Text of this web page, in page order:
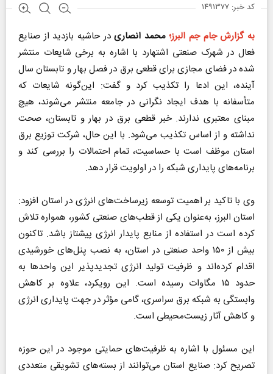
کد خبر: ۱۴۹۱۳۷۷
به گزارش جام جم البرز؛محمد انصاریدر حاشیه بازدید از صنایع
فعال در شهرک صنعتی اشتهارد با اشاره به برخی شایعات منتشر
شده در فضای مجازی برای قطعی برق در فصل بهار و تابستان سال
آینده، این ادعا را تکذیب کرد و گفت: این‌گونه شایعات که
متأسفانه با هدف ایجاد نگرانی در جامعه منتشر می‌شوند، هیچ
مبنای معتبری ندارند. خبر قطعی برق در بهار و تابستان، صحت
نداشته و از اساس تکذیب می‌شود. با این حال، شرکت توزیع برق
استان موظف است با حساسیت، تمام احتمالات را بررسی کند و
برنامه‌های پایداری شبکه را در اولویت قرار دهد.
وی با تاکید بر اهمیت توسعه زیرساخت‌های انرژی در استان افزود:
استان البرز، به‌عنوان یکی از قطب‌های صنعتی کشور، همواره تلاش
کرده است در استفاده از منابع پایدار انرژی پیشتاز باشد. تاکنون
بیش از ۱۵۰ واحد صنعتی در استان، به نصب پنل‌های خورشیدی
اقدام کرده‌اند و ظرفیت تولید انرژی تجدیدپذیر این واحد‌ها به
حدود ۱۵ مگاوات رسیده است. این رویکرد، علاوه بر کاهش
وابستگی به شبکه برق سراسری، گامی مؤثر در جهت پایداری انرژی
و کاهش آثار زیست‌محیطی است.
این مسئول با اشاره به ظرفیت‌های حمایتی موجود در این حوزه
تصریح کرد: صنایع استان می‌توانند از بسته‌های تشویقی متعددی